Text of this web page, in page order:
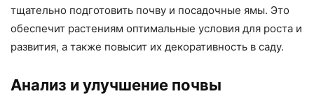
тщательно подготовить почву и посадочные ямы. Это
обеспечит растениям оптимальные условия для роста и
развития, а также повысит их декоративность в саду.
Анализ и улучшение почвы